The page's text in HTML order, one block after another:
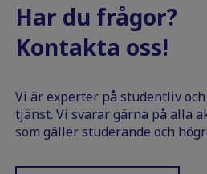
Har du frågor?
Kontakta oss!
Vi är experter på studentliv
tjänst. Vi svarar gärna på alla
som gäller studerande och